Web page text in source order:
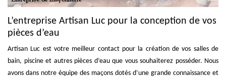
L’entreprise Artisan Luc pour la conception de vos
pièces d’eau
Artisan Luc est votre meilleur contact pour la création de vos salles de
bain, piscine et autres pièces d’eau que vous souhaiterez posséder. Nous
avons dans notre équipe des maçons dotés d’une grande connaissance et